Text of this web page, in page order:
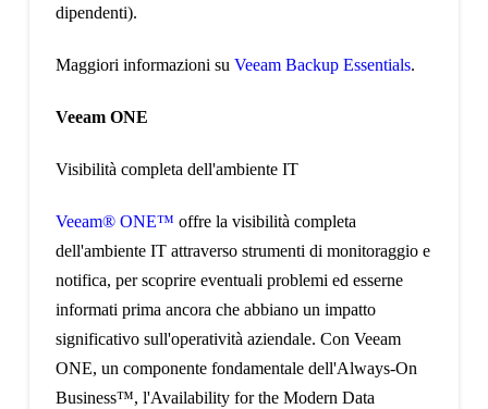
dipendenti).
Maggiori informazioni su Veeam Backup Essentials.
Veeam ONE
Visibilità completa dell'ambiente IT
Veeam® ONE™ offre la visibilità completa
dell'ambiente IT attraverso strumenti di monitoraggio e
notifica, per scoprire eventuali problemi ed esserne
informati prima ancora che abbiano un impatto
significativo sull'operatività aziendale. Con Veeam
ONE, un componente fondamentale dell'Always-On
Business™, l'Availability for the Modern Data